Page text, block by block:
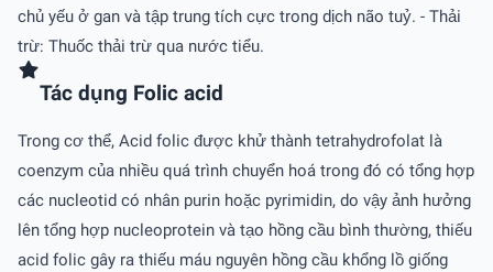
chủ yếu ở gan và tập trung tích cực trong dịch não tuỷ. - Thải
trừ: Thuốc thải trừ qua nước tiểu.
Tác dụng Folic acid
Trong cơ thể, Acid folic được khử thành tetrahydrofolat là
coenzym của nhiều quá trình chuyển hoá trong đó có tổng hợp
các nucleotid có nhân purin hoặc pyrimidin, do vậy ảnh hưởng
lên tổng hợp nucleoprotein và tạo hồng cầu bình thường, thiếu
acid folic gây ra thiếu máu nguyên hồng cầu khổng lồ giống